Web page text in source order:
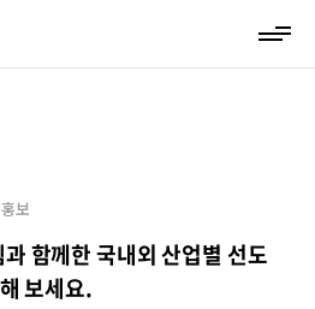
홍보
함께한 국내외 산업별 선도
보세요.